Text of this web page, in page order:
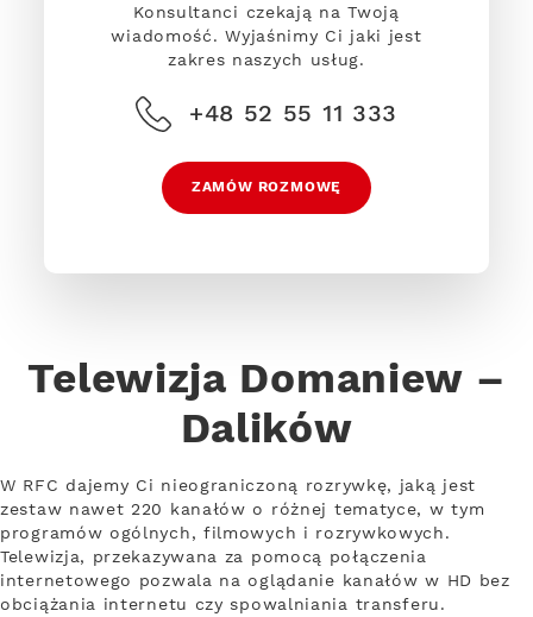
Konsultanci czekają na Twoją
wiadomość. Wyjaśnimy Ci jaki jest
zakres naszych usług.
+48 52 55 11 333
ZAMÓW ROZMOWĘ
Telewizja Domaniew –
Dalików
W RFC dajemy Ci nieograniczoną rozrywkę, jaką jest
zestaw nawet 220 kanałów o różnej tematyce, w tym
programów ogólnych, filmowych i rozrywkowych.
Telewizja, przekazywana za pomocą połączenia
internetowego pozwala na oglądanie kanałów w HD bez
obciążania internetu czy spowalniania transferu.